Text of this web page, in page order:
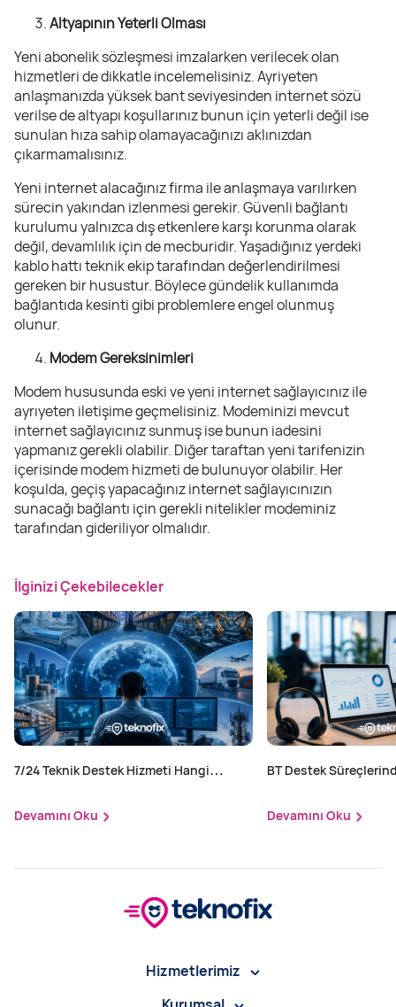
Altyapının Yeterli Olması
Yeni abonelik sözleşmesi imzalarken verilecek olan
hizmetleri de dikkatle incelemelisiniz. Ayriyeten
anlaşmanızda yüksek bant seviyesinden internet sözü
verilse de altyapı koşullarınız bunun için yeterli değil ise
sunulan hıza sahip olamayacağınızı aklınızdan
çıkarmamalısınız.
Yeni internet alacağınız firma ile anlaşmaya varılırken
sürecin yakından izlenmesi gerekir. Güvenli bağlantı
kurulumu yalnızca dış etkenlere karşı korunma olarak
değil, devamlılık için de mecburidir. Yaşadığınız yerdeki
kablo hattı teknik ekip tarafından değerlendirilmesi
gereken bir husustur. Böylece gündelik kullanımda
bağlantıda kesinti gibi problemlere engel olunmuş
olunur.
Modem Gereksinimleri
Modem hususunda eski ve yeni internet sağlayıcınız ile
ayrıyeten iletişime geçmelisiniz. Modeminizi mevcut
internet sağlayıcınız sunmuş ise bunun iadesini
yapmanız gerekli olabilir. Diğer taraftan yeni tarifenizin
içerisinde modem hizmeti de bulunuyor olabilir. Her
koşulda, geçiş yapacağınız internet sağlayıcınızın
sunacağı bağlantı için gerekli nitelikler modeminiz
tarafından gideriliyor olmalıdır.
İlginizi Çekebilecekler
7/24 Teknik Destek Hizmeti Hangi
Devamını Oku
BT Destek
Devamını Oku
Hizmetlerimiz